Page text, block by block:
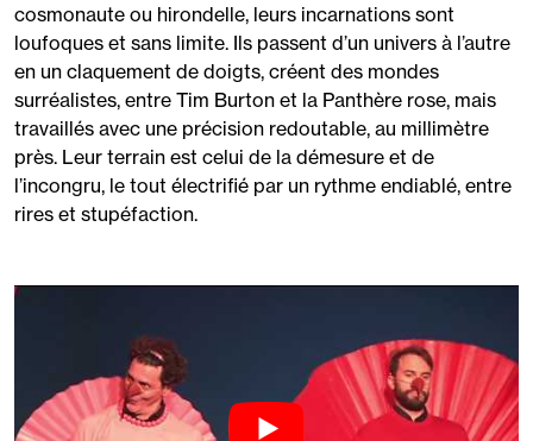
cosmonaute ou hirondelle, leurs incarnations sont
loufoques et sans limite. Ils passent d’un univers à l’autre
en un claquement de doigts, créent des mondes
surréalistes, entre Tim Burton et la Panthère rose, mais
travaillés avec une précision redoutable, au millimètre
près. Leur terrain est celui de la démesure et de
l’incongru, le tout électrifié par un rythme endiablé, entre
rires et stupéfaction.